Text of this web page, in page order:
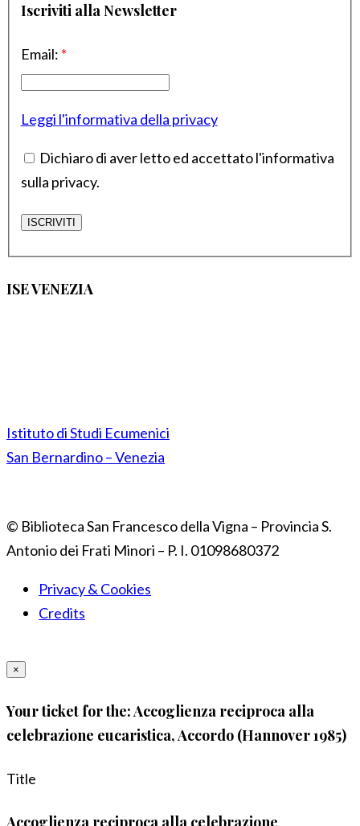
Iscriviti alla Newsletter
Email: *
Leggi l'informativa della privacy
Dichiaro di aver letto ed accettato l'informativa
sulla privacy.
ISE VENEZIA
Istituto di Studi Ecumenici
San Bernardino – Venezia
© Biblioteca San Francesco della Vigna – Provincia S.
Antonio dei Frati Minori – P. I. 01098680372
Privacy & Cookies
Credits
×
Your ticket for the: Accoglienza reciproca alla
celebrazione eucaristica, Accordo (Hannover 1985)
Title
Accoglienza reciproca alla celebrazione